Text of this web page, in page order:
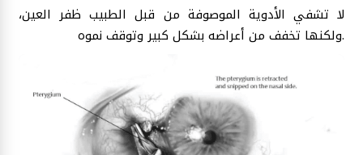
لا تشفي الأدوية الموصوفة من قبل الطبيب ظفر العين،
ولكنها تخفف من أعراضه بشكل كبير وتوقف نموه.